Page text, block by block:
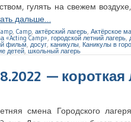
гулять на свежем
дальше…
Camp актёрский лагерь Актёрское
«Acting Camp», городской летний лагерь
фильм досуг, каникулы Каникулы в
детей ,школьный лагерь
—
смена Городского